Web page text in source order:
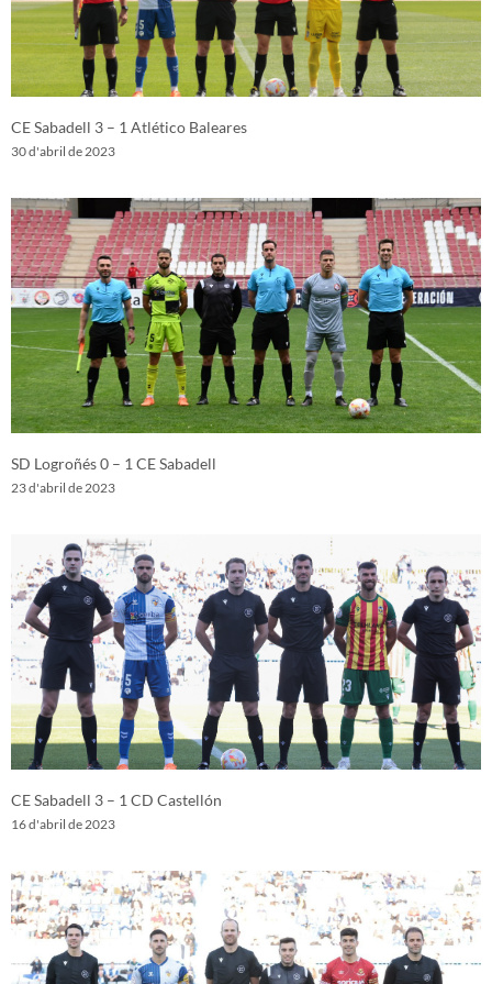
CE Sabadell 3 – 1 Atlético Baleares
30 d'abril de 2023
SD Logroñés 0 – 1 CE Sabadell
23 d'abril de 2023
CE Sabadell 3 – 1 CD Castellón
16 d'abril de 2023